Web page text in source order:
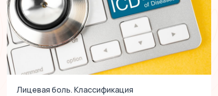
Лицевая боль. Классификация